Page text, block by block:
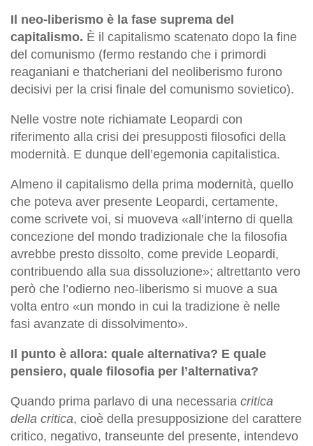
Il neo-liberismo è la fase suprema del
capitalismo. È il capitalismo scatenato dopo la fine
del comunismo (fermo restando che i primordi
reaganiani e thatcheriani del neoliberismo furono
decisivi per la crisi finale del comunismo sovietico).
Nelle vostre note richiamate Leopardi con
riferimento alla crisi dei presupposti filosofici della
modernità. E dunque dell’egemonia capitalistica.
Almeno il capitalismo della prima modernità, quello
che poteva aver presente Leopardi, certamente,
come scrivete voi, si muoveva «all’interno di quella
concezione del mondo tradizionale che la filosofia
avrebbe presto dissolto, come previde Leopardi,
contribuendo alla sua dissoluzione»; altrettanto vero
però che l’odierno neo-liberismo si muove a sua
volta entro «un mondo in cui la tradizione è nelle
fasi avanzate di dissolvimento».
Il punto è allora: quale alternativa? E quale
pensiero, quale filosofia per l’alternativa?
Quando prima parlavo di una necessaria critica
della critica, cioè della presupposizione del carattere
critico, negativo, transeunte del presente, intendevo